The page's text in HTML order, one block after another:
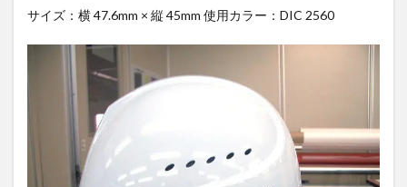
サイズ：横 47.6mm × 縦 45mm 使用カラー：DIC 2560